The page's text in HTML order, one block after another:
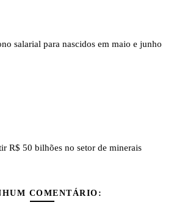
salarial para nascidos em maio e junho
R$ 50 bilhões no setor de minerais
COMENTÁRIO: